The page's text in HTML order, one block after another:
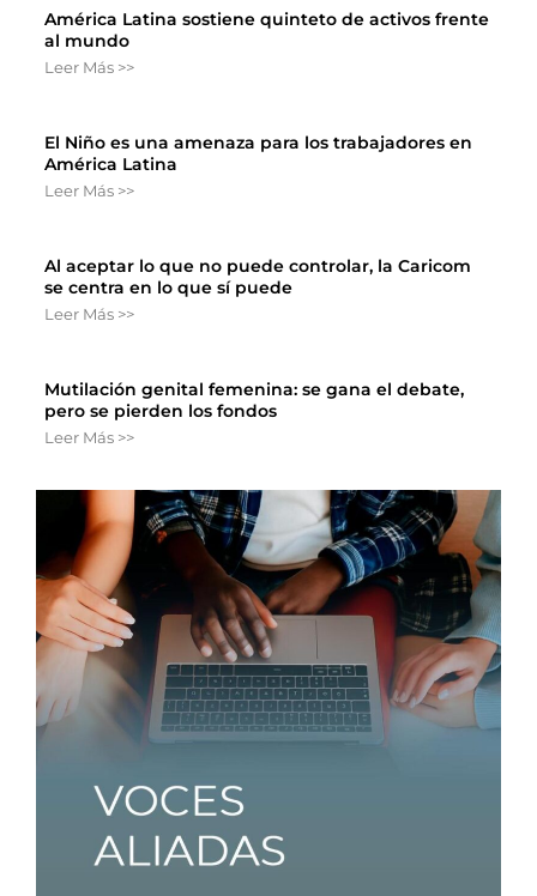
América Latina sostiene quinteto de activos frente
al mundo
Leer Más >>
El Niño es una amenaza para los trabajadores en
América Latina
Leer Más >>
Al aceptar lo que no puede controlar, la Caricom
se centra en lo que sí puede
Leer Más >>
Mutilación genital femenina: se gana el debate,
pero se pierden los fondos
Leer Más >>